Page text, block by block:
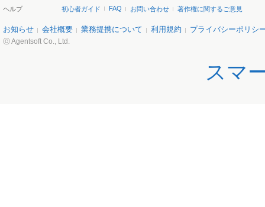
ヘルプ
初心者ガイド FAQ お問い合わせ 著作権に関するご意見
お知らせ 会社概要 業務提携について 利用規約 プライバシーポリシ
ⓒ Agentsoft Co., Ltd.
スマ